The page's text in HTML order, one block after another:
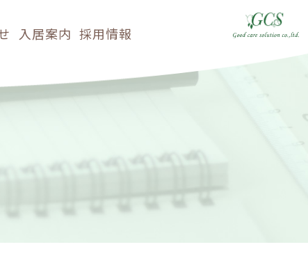
入居案内 採用情報